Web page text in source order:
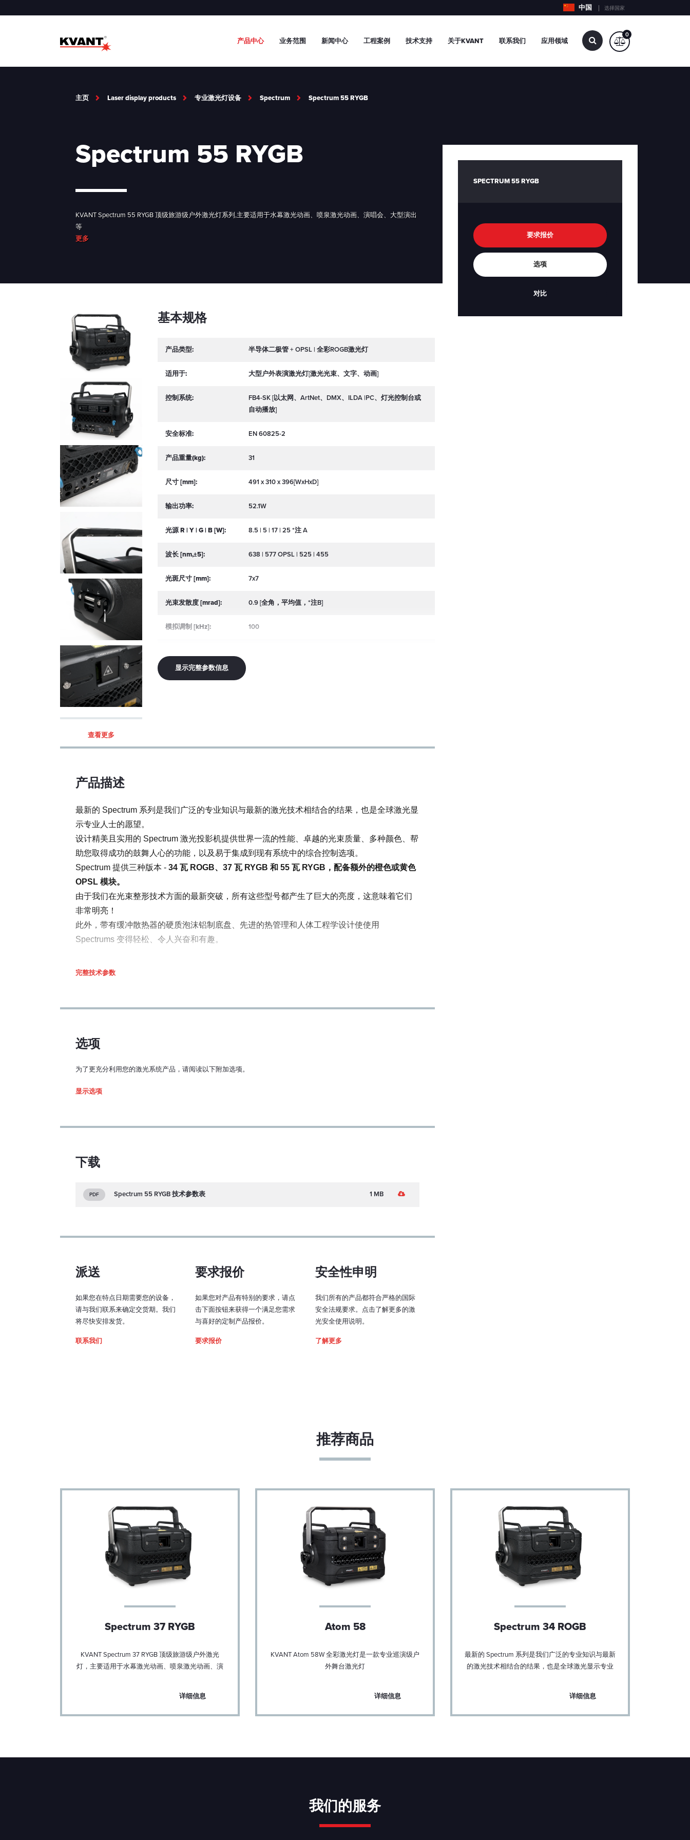
中国 选择国家
产品中心 业务范围 新闻中心 工程案例 技术支持 关于KVANT 联系我们 应用领域
查
找…
0
主页 Laser display products 专业激光灯设备 Spectrum Spectrum 55 RYGB
Spectrum 55 RYGB
KVANT Spectrum 55 RYGB 顶级旅游级户外激光灯系列,主要适用于水幕激光动画、喷泉激光动画、演唱会、大型演出
等
更多
查看更多
基本规格
产品类型: 半导体二极管 + OPSL | 全彩ROGB激光灯
适用于: 大型户外表演激光灯[激光光束、文字、动画]
控制系统:
FB4-SK [以太网、ArtNet、DMX、ILDA |PC、灯光控制台或
自动播放]
安全标准: EN 60825-2
产品重量(kg): 31
尺寸 [mm]: 491 x 310 x 396[WxHxD]
输出功率: 52.1W
光源 R | Y | G | B [W]: 8.5 | 5 | 17 | 25 *注 A
波长 [nm,±5]: 638 | 577 OPSL | 525 | 455
光斑尺寸 [mm]: 7x7
光束发散度 [mrad]: 0.9 [全角，平均值，*注B]
模拟调制 [kHz]: 100
制接口进行管理。2.扫描系统过载保护。3.色彩平衡显示模
式。
快门 [反应时间<20ms]、可调孔径遮蔽板、带键控遥控器和手
动重启按钮的紧急停止系统。
注 A:
由于Kvant系统采用了先进的光学校正技术，系统内安装的每
显示完整参数信息
产品描述
最新的 Spectrum 系列是我们广泛的专业知识与最新的激光技术相结合的结果，也是全球激光显
示专业人士的愿望。
设计精美且实用的 Spectrum 激光投影机提供世界一流的性能、卓越的光束质量、多种颜色、帮
助您取得成功的鼓舞人心的功能，以及易于集成到现有系统中的综合控制选项。
Spectrum 提供三种版本 - 34 瓦 ROGB、37 瓦 RYGB 和 55 瓦 RYGB，配备额外的橙色或黄色
OPSL 模块。
由于我们在光束整形技术方面的最新突破，所有这些型号都产生了巨大的亮度，这意味着它们
非常明亮！
此外，带有缓冲散热器的硬质泡沫铝制底盘、先进的热管理和人体工程学设计使使用
Spectrums 变得轻松、令人兴奋和有趣。
使用最新的 Spectrum，您可以高枕无忧，放松并专注于您的创造力。
完整技术参数
选项
为了更充分利用您的激光系统产品，请阅读以下附加选项。
升级选配
PASS(专业观众安全系统)是一种安全设备，可帮助监控激光功率，扫
要用干确保观众扫描式激光表演的安全性，其中激光束与观看表演的
人直接接触。
电动合光
电动合光滤光片提供快速简便的颜色(光束)对准，无需打开机箱进入激
光系统的光学室。它们可以通过内置的FB4接口进行控制，也可以通过
Pangolin Beyond 远程控制，也可以在紧急情况下手动控制。请注意！
这里是需要 Beyond的licence 版本才能进行控制。
显示选项
下载
PDF Spectrum 55 RYGB 技术参数表 1 MB
派送
如果您在特点日期需要您的设备，
请与我们联系来确定交货期。我们
将尽快安排发货。
联系我们
要求报价
如果您对产品有特别的要求，请点
击下面按钮来获得一个满足您需求
与喜好的定制产品报价。
要求报价
安全性申明
我们所有的产品都符合严格的国际
安全法规要求。点击了解更多的激
光安全使用说明。
了解更多
SPECTRUM 55 RYGB
要求报价
选项
对比
推荐商品
Spectrum 37 RYGB
KVANT Spectrum 37 RYGB 顶级旅游级户外激光
灯，主要适用于水幕激光动画、喷泉激光动画、演
详细信息
Atom 58
KVANT Atom 58W 全彩激光灯是一款专业巡演级户
外舞台激光灯
详细信息
Spectrum 34 ROGB
最新的 Spectrum 系列是我们广泛的专业知识与最新
的激光技术相结合的结果，也是全球激光显示专业
详细信息
我们的服务